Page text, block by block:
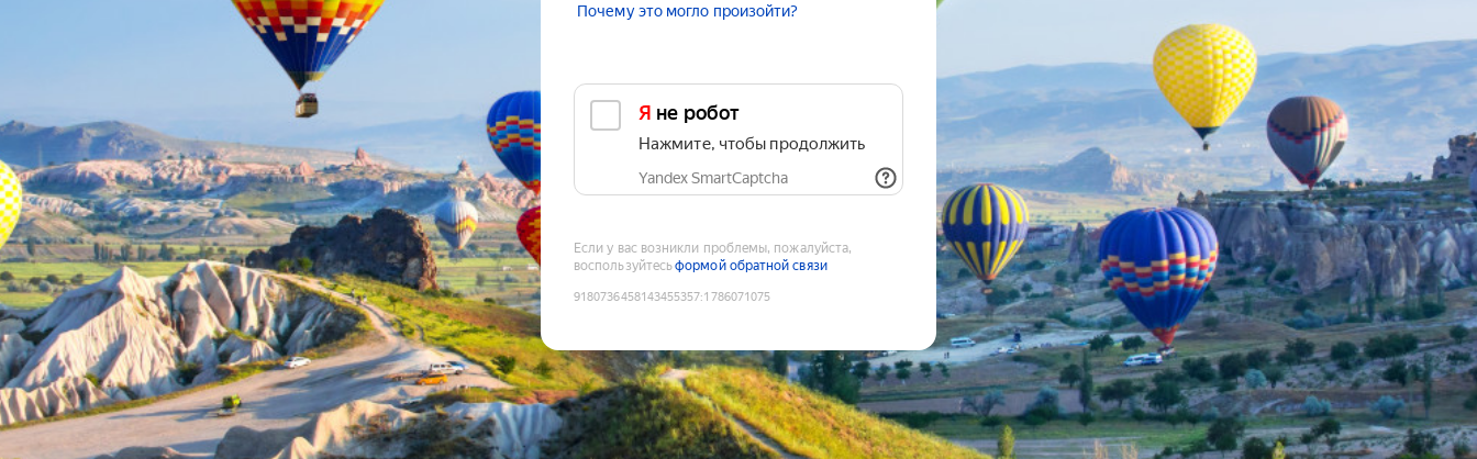
Почему это могло произойти?
Я не робот
Нажмите, чтобы продолжить
Yandex SmartCaptcha
Если у вас возникли проблемы, пожалуйста,
воспользуйтесьформой обратной связи
9180736458143455357:1786071075